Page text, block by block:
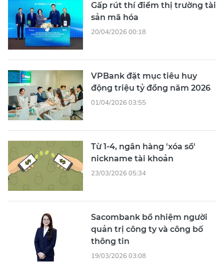
Gấp rút thí điểm thị trường tài
sản mã hóa
20/04/2026 00:18
VPBank đặt mục tiêu huy
động triệu tỷ đồng năm 2026
01/04/2026 03:55
Từ 1-4, ngân hàng 'xóa sổ'
nickname tài khoản
23/03/2026 05:34
Sacombank bổ nhiệm người
quản trị công ty và công bố
thông tin
19/03/2026 03:08